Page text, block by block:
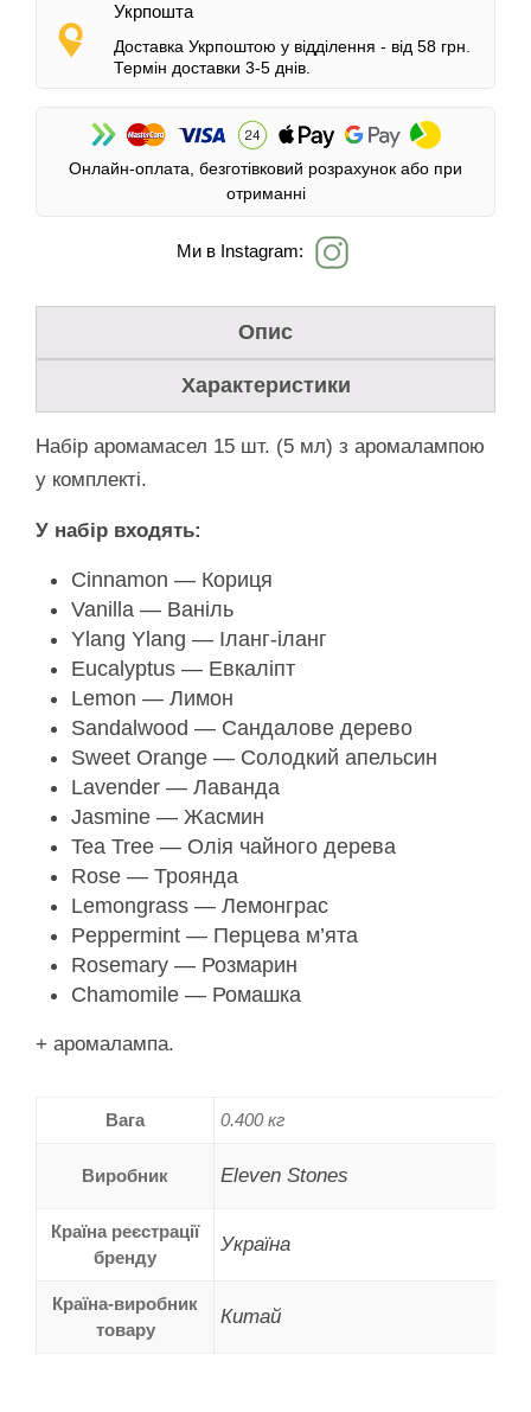
Укрпошта
Доставка Укрпоштою у відділення - від 58 грн.
Термін доставки 3-5 днів.
Онлайн-оплата, безготівковий розрахунок або при
отриманні
Ми в Instagram:
Опис
Характеристики
Набір аромамасел 15 шт. (5 мл) з аромалампою
у комплекті.
У набір входять:
Cinnamon — Кориця
Vanilla — Ваніль
Ylang Ylang — Іланг-іланг
Eucalyptus — Евкаліпт
Lemon — Лимон
Sandalwood — Сандалове дерево
Sweet Orange — Солодкий апельсин
Lavender — Лаванда
Jasmine — Жасмин
Tea Tree — Олія чайного дерева
Rose — Троянда
Lemongrass — Лемонграс
Peppermint — Перцева м’ята
Rosemary — Розмарин
Chamomile — Ромашка
+ аромалампа.
Вага 0.400 кг
Виробник Eleven Stones
Країна реєстрації
бренду
Україна
Країна-виробник
товару
Китай